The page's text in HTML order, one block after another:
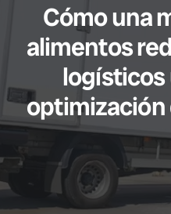
Cómo una
alimentos
logísticos
optimización